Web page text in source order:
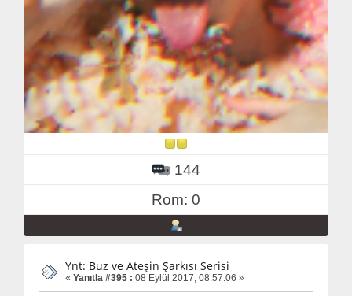
144
Rom: 0
Ynt: Buz ve Ateşin Şarkısı Serisi
« Yanıtla #395 : 08 Eylül 2017, 08:57:06 »